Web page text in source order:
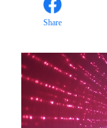
Share